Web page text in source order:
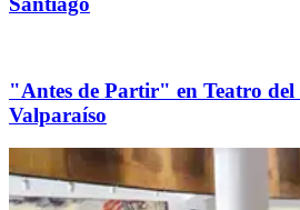
"Antes de Partir" en Teatro
Valparaíso